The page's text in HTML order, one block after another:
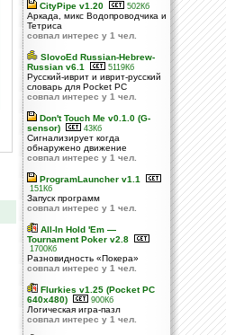
CityPipe v1.20 502Кб
Аркада, микс Водопроводчика и
Тетриса
совпал интерес у 1 чел.
SlovoEd Russian-Hebrew-
Russian v6.1
5119Кб
Русский-иврит и иврит-русский
словарь для Pocket PC
совпал интерес у 1 чел.
Don't Touch Me v0.1.0 (G-
sensor)
43Кб
Сигнализирует когда
обнаружено движение
совпал интерес у 1 чел.
ProgramLauncher v1.1
151Кб
Запуск программ
совпал интерес у 1 чел.
All-In Hold 'Em —
Tournament Poker v2.8
1700Кб
Разновидность «Покера»
совпал интерес у 1 чел.
Flurkies v1.25 (Pocket PC
640x480)
900Кб
Логическая игра-пазл
совпал интерес у 1 чел.